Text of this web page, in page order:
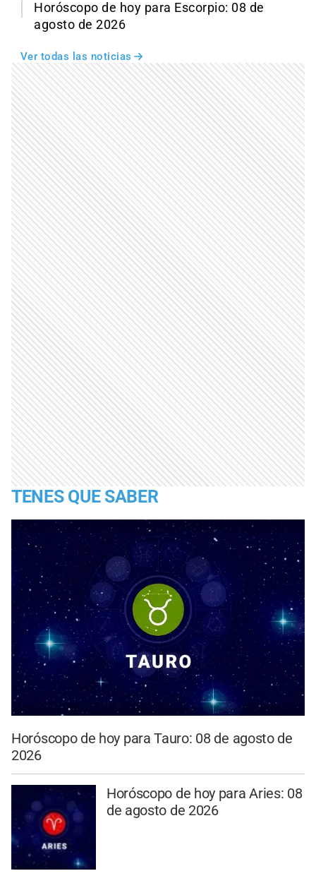
Horóscopo de hoy para Escorpio: 08 de
agosto de 2026
Ver todas las noticias
TENES QUE SABER
Horóscopo de hoy para Tauro: 08 de agosto de
2026
Horóscopo de hoy para Aries: 08
de agosto de 2026